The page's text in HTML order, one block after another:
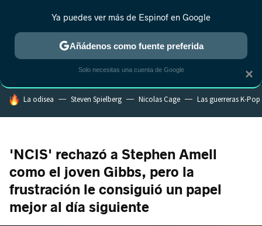
MENÚ NUEVO
ESTRENOS REALITY ANIME RANKINGS CINE
HOY SE HABLA DE
La odisea Steven Spielberg Nicolas Cage Las guerreras K-Pop
'NCIS' rechazó a Stephen Amell
como el joven Gibbs, pero la
frustración le consiguió un papel
mejor al día siguiente
×
Ya puedes ver más de Espinof en Google
Añádenos como fuente preferida
Solo necesitas una cuenta de Google